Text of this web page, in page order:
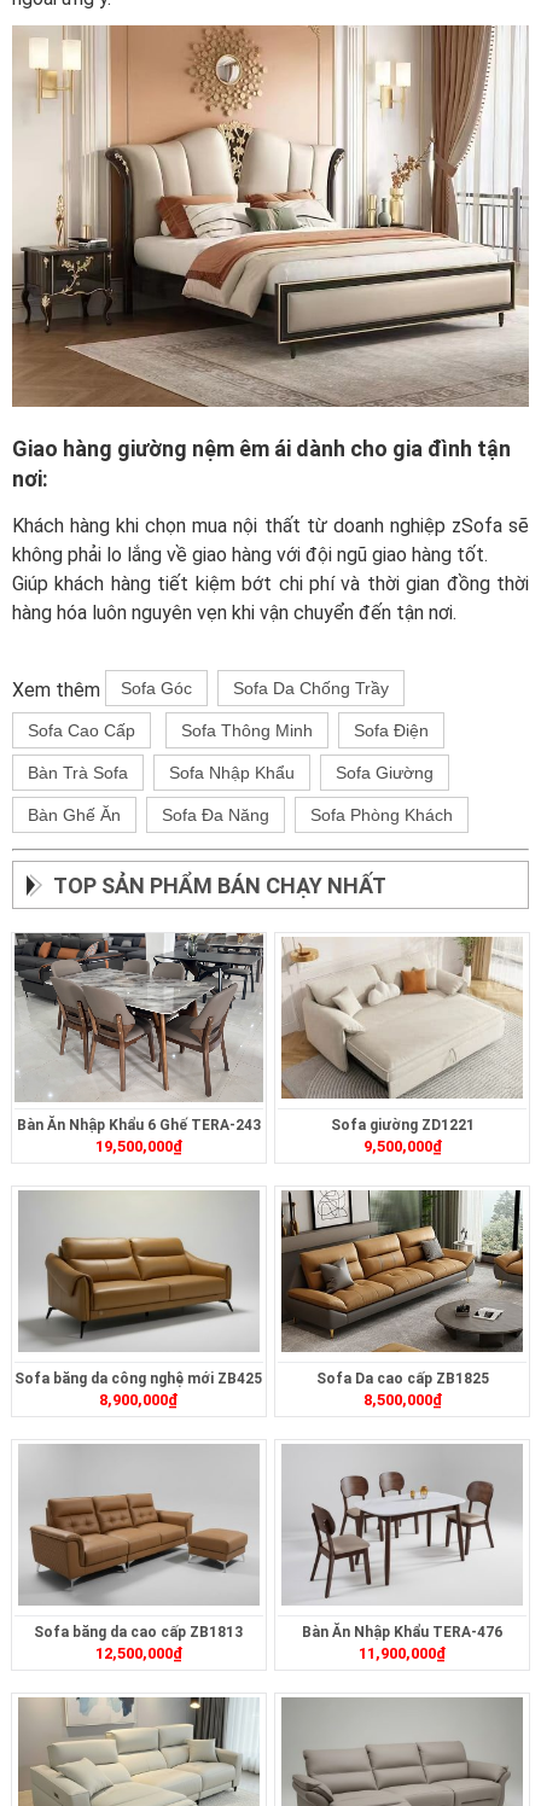
Giao hàng giường nệm êm ái dành cho gia đình tận
nơi:
Khách hàng khi chọn mua nội thất từ doanh nghiệp zSofa sẽ
không phải lo lắng về giao hàng với đội ngũ giao hàng tốt.
Giúp khách hàng tiết kiệm bớt chi phí và thời gian đồng thời
hàng hóa luôn nguyên vẹn khi vận chuyển đến tận nơi.
Xem thêm Sofa Góc Sofa Da Chống Trầy
Sofa Cao Cấp Sofa Thông Minh Sofa Điện
Bàn Trà Sofa Sofa Nhập Khẩu Sofa Giường
Bàn Ghế Ăn Sofa Đa Năng Sofa Phòng Khách
TOP SẢN PHẨM BÁN CHẠY NHẤT
Bàn Ăn Nhập Khẩu 6 Ghế TERA-243
19,500,000₫
Sofa giường ZD1221
9,500,000₫
Sofa băng da công nghệ mới ZB425
8,900,000₫
Sofa Da cao cấp ZB1825
8,500,000₫
Sofa băng da cao cấp ZB1813
12,500,000₫
Bàn Ăn Nhập Khẩu TERA-476
11,900,000₫